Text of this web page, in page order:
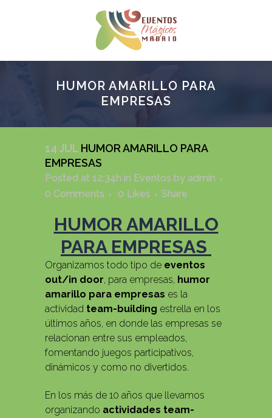
HUMOR AMARILLO PARA
EMPRESAS
14 JUL HUMOR AMARILLO PARA
EMPRESAS
Posted at 12:34h in Eventos by admin
0 Comments
0 Likes Share
HUMOR AMARILLO
PARA EMPRESAS
Organizamos todo tipo de eventos
out/in door, para empresas, humor
amarillo para empresas es la
actividad team-building estrella en los
últimos años, en donde las empresas se
relacionan entre sus empleados,
fomentando juegos participativos,
dinámicos y como no divertidos.
En los más de 10 años que llevamos
organizando actividades team-